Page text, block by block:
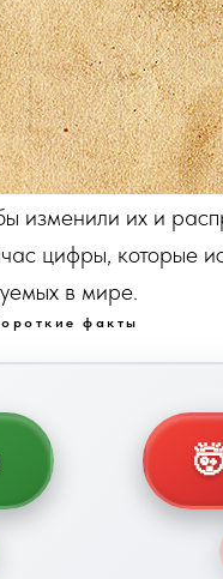
изменили их и
цифры, которые
в мире.
факты